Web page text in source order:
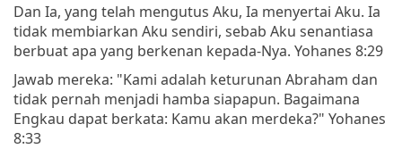
Dan Ia, yang telah mengutus Aku, Ia menyertai Aku. Ia
tidak membiarkan Aku sendiri, sebab Aku senantiasa
berbuat apa yang berkenan kepada-Nya. Yohanes 8:29
Jawab mereka: "Kami adalah keturunan Abraham dan
tidak pernah menjadi hamba siapapun. Bagaimana
Engkau dapat berkata: Kamu akan merdeka?" Yohanes
8:33